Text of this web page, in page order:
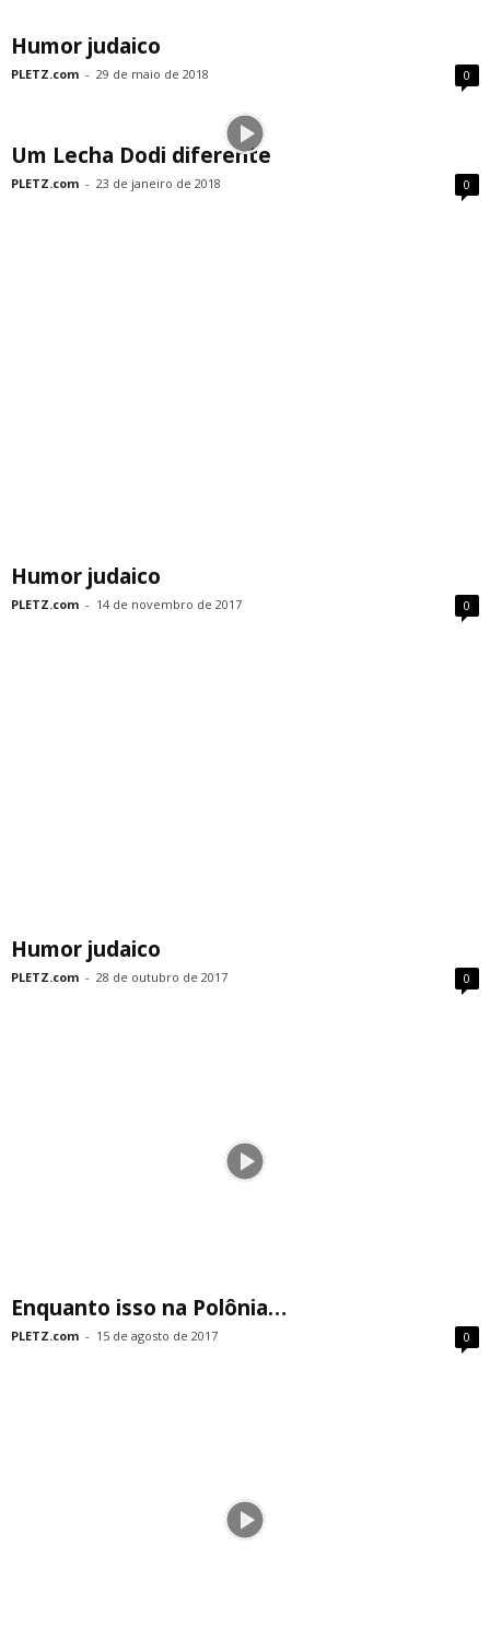
Humor judaico
PLETZ.com - 29 de maio de 2018 0
Um Lecha Dodi diferente
PLETZ.com - 23 de janeiro de 2018 0
Humor judaico
PLETZ.com - 14 de novembro de 2017 0
Humor judaico
PLETZ.com - 28 de outubro de 2017 0
Enquanto isso na Polônia…
PLETZ.com - 15 de agosto de 2017 0